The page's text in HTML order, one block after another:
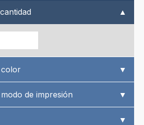
▲
color ▼
de impresión ▼
▼